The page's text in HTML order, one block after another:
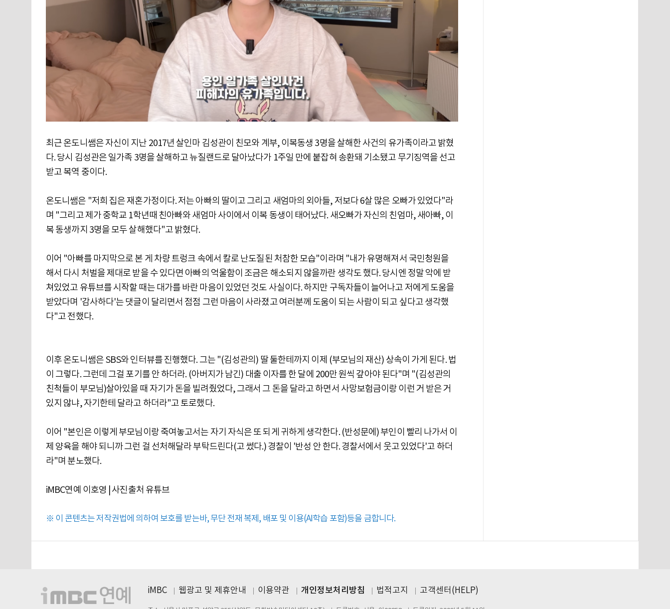
최근 온도니쌤은 자신이 지난 2017년 살인마 김성관이 친모와 계부, 이복동생 3명을 살해한 사건의 유가족이라고 밝혔
다. 당시 김성관은 일가족 3명을 살해하고 뉴질랜드로 달아났다가 1주일 만에 붙잡혀 송환돼 기소됐고 무기징역을 선고
받고 복역 중이다.
온도니쌤은 "저희 집은 재혼가정이다. 저는 아빠의 딸이고 그리고 새엄마의 외아들, 저보다 6살 많은 오빠가 있었다"라
며 "그리고 제가 중학교 1학년때 친아빠와 새엄마 사이에서 이복 동생이 태어났다. 새오빠가 자신의 친엄마, 새아빠, 이
복 동생까지 3명을 모두 살해했다"고 밝혔다.
이어 "아빠를 마지막으로 본 게 차량 트렁크 속에서 칼로 난도질된 처참한 모습"이라며 "내가 유명해져서 국민청원을
해서 다시 처벌을 제대로 받을 수 있다면 아빠의 억울함이 조금은 해소되지 않을까란 생각도 했다. 당시엔 정말 악에 받
쳐있었고 유튜브를 시작할 때는 대가를 바란 마음이 있었던 것도 사실이다. 하지만 구독자들이 늘어나고 저에게 도움을
받았다며 '감사하다'는 댓글이 달리면서 점점 그런 마음이 사라졌고 여러분께 도움이 되는 사람이 되고 싶다고 생각했
다"고 전했다.
이후 온도니쌤은 SBS와 인터뷰를 진행했다. 그는 "(김성관의) 딸 둘한테까지 이제 (부모님의 재산) 상속이 가게 된다. 법
이 그렇다. 그런데 그걸 포기를 안 하더라. (아버지가 남긴) 대출 이자를 한 달에 200만 원씩 갚아야 된다"며 "(김성관의
친척들이 부모님)살아있을 때 자기가 돈을 빌려줬었다, 그래서 그 돈을 달라고 하면서 사망보험금이랑 이런 거 받은 거
있지 않냐, 자기한테 달라고 하더라"고 토로했다.
이어 "본인은 이렇게 부모님이랑 죽여놓고서는 자기 자식은 또 되게 귀하게 생각한다. (반성문에) 부인이 빨리 나가서 이
제 양육을 해야 되니까 그런 걸 선처해달라 부탁드린다(고 썼다.) 경찰이 '반성 안 한다. 경찰서에서 웃고 있었다'고 하더
라"며 분노했다.
iMBC연예 이호영 | 사진출처 유튜브
※ 이 콘텐츠는 저작권법에 의하여 보호를 받는바, 무단 전재 복제, 배포 및 이용(AI학습 포함)등을 금합니다.
iMBC 웹광고 및 제휴안내 이용약관 개인정보처리방침 법적고지 고객센터(HELP)